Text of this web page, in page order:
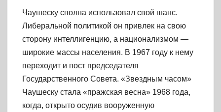
Чаушеску сполна использовал свой шанс.
Либеральной политикой он привлек на свою
сторону интеллигенцию, а национализмом —
широкие массы населения. В 1967 году к нему
переходит и пост председателя
Государственного Совета. «Звездным часом»
Чаушеску стала «пражская весна» 1968 года,
когда, открыто осудив вооруженную